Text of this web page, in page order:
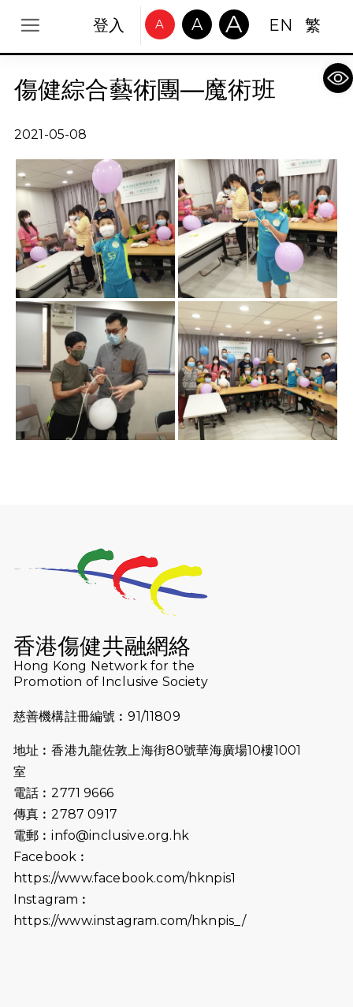
登入 A A A EN 繁
傷健綜合藝術團—魔術班
2021-05-08
香港傷健共融網絡
Hong Kong Network for the
Promotion of Inclusive Society
慈善機構註冊編號︰91/11809
地址︰香港九龍佐敦上海街80號華海廣場10樓1001
室
電話︰2771 9666
傳真︰2787 0917
電郵︰info@inclusive.org.hk
Facebook︰
https://www.facebook.com/hknpis1
Instagram︰
https://www.instagram.com/hknpis_/